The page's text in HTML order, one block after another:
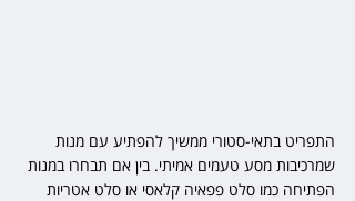
התפריט בתאי-סטורי ממשיך להפתיע עם מנות
שמרכיבות מסע טעמים אמיתי. בין אם תבחרו במנות
הפתיחה כמו סלט פפאיה קלאסי או סלט אטריות